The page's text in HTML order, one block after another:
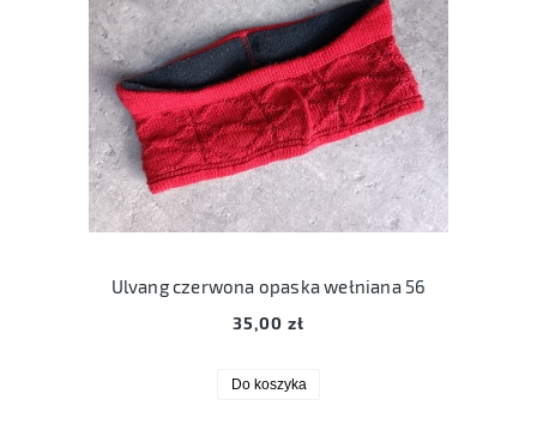
Ulvang czerwona opaska wełniana 56
35,00 zł
Do koszyka